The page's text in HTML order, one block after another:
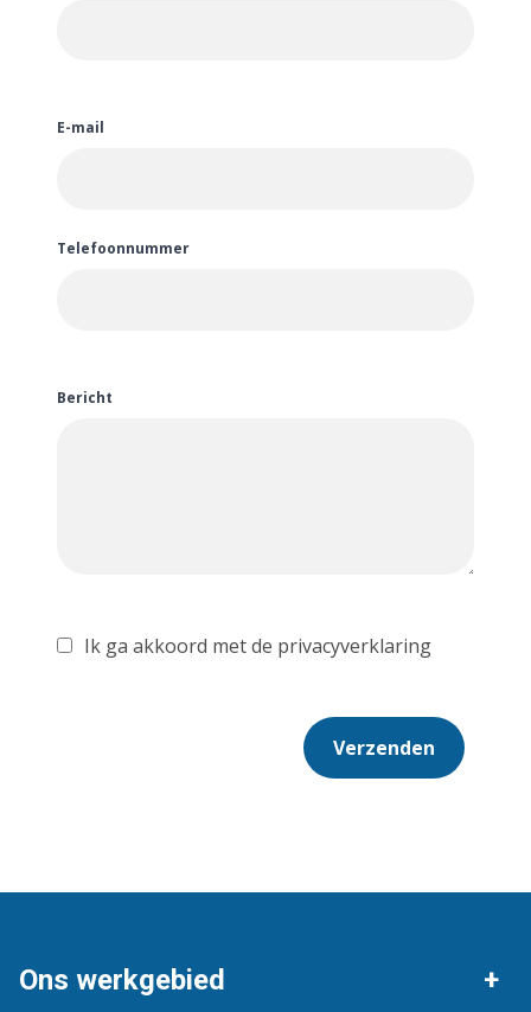
E-mail
Telefoonnummer
Bericht
Ik ga akkoord met de privacyverklaring
Verzenden
Ons werkgebied